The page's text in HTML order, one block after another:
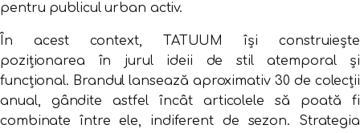
pentru publicul urban activ.
În acest context, TATUUM își construiește
poziționarea în jurul ideii de stil atemporal și
funcțional. Brandul lansează aproximativ 30 de colecții
anual, gândite astfel încât articolele să poată fi
combinate între ele, indiferent de sezon. Strategia